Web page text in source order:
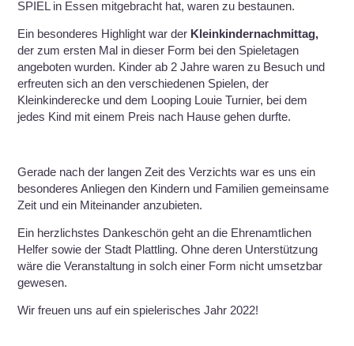
SPIEL in Essen mitgebracht hat, waren zu bestaunen.
Ein besonderes Highlight war der Kleinkindernachmittag,
der zum ersten Mal in dieser Form bei den Spieletagen
angeboten wurden. Kinder ab 2 Jahre waren zu Besuch und
erfreuten sich an den verschiedenen Spielen, der
Kleinkinderecke und dem Looping Louie Turnier, bei dem
jedes Kind mit einem Preis nach Hause gehen durfte.
Gerade nach der langen Zeit des Verzichts war es uns ein
besonderes Anliegen den Kindern und Familien gemeinsame
Zeit und ein Miteinander anzubieten.
Ein herzlichstes Dankeschön geht an die Ehrenamtlichen
Helfer sowie der Stadt Plattling. Ohne deren Unterstützung
wäre die Veranstaltung in solch einer Form nicht umsetzbar
gewesen.
Wir freuen uns auf ein spielerisches Jahr 2022!